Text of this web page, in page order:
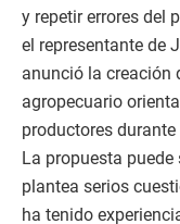
y repetir errores del
el representante de
anunció la creación
agropecuario
productores
La propuesta
plantea serios
ha tenido